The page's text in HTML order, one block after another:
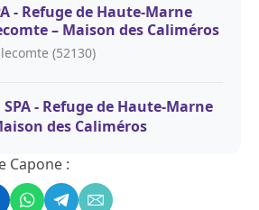
- Refuge de Haute-Marne
– Maison des Caliméros
(52130)
- Refuge de Haute-Marne
des Caliméros
Capone :